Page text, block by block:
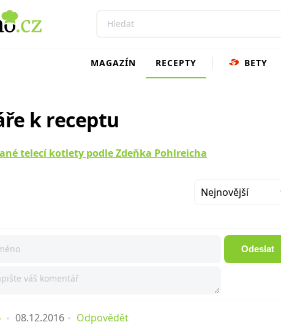
MAGAZÍN RECEPTY BETY
k receptu
telecí kotlety podle Zdeňka Pohlreicha
Nejnovější
Odeslat
08.12.2016
Odpovědět